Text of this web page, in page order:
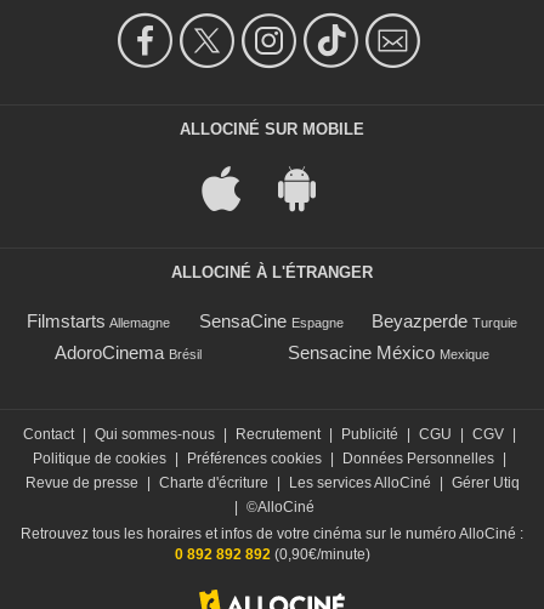
ALLOCINÉ SUR MOBILE
ALLOCINÉ À L'ÉTRANGER
Filmstarts Allemagne SensaCine Espagne Beyazperde Turquie
AdoroCinema Brésil Sensacine México Mexique
Contact | Qui sommes-nous | Recrutement | Publicité | CGU | CGV |
Politique de cookies | Préférences cookies | Données Personnelles |
Revue de presse
| Charte d'écriture | Les services AlloCiné | Gérer Utiq
| ©AlloCiné
Retrouvez tous les horaires et infos de votre cinéma sur le numéro AlloCiné :
0 892 892 892(0,90€/minute)